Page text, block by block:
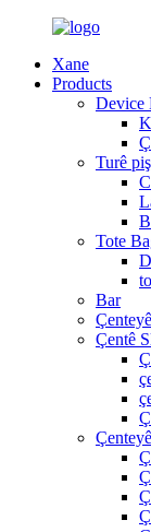
Xane
Products
Device
Turê
Tote
Bar
Çentê